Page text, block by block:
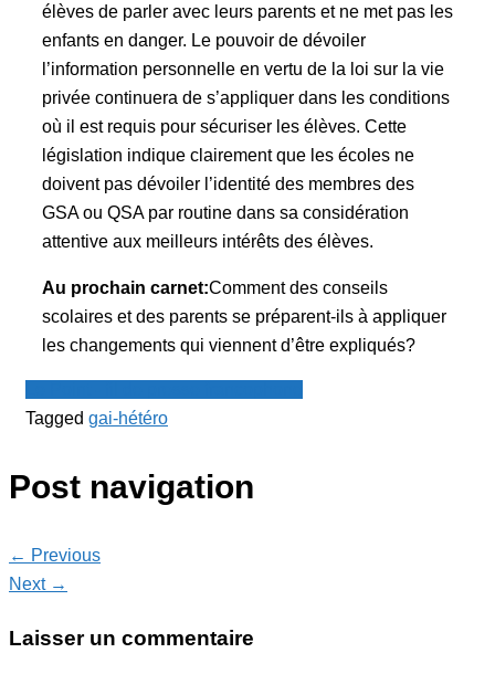
élèves de parler avec leurs parents et ne met pas les
enfants en danger. Le pouvoir de dévoiler
l’information personnelle en vertu de la loi sur la vie
privée continuera de s’appliquer dans les conditions
où il est requis pour sécuriser les élèves. Cette
législation indique clairement que les écoles ne
doivent pas dévoiler l’identité des membres des
GSA ou QSA par routine dans sa considération
attentive aux meilleurs intérêts des élèves.
Au prochain carnet:Comment des conseils
scolaires et des parents se préparent-ils à appliquer
les changements qui viennent d’être expliqués?
Tagged gai-hétéro
Post navigation
← Previous
Next →
Laisser un commentaire